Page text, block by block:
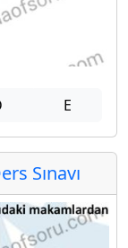
E
Sınavı